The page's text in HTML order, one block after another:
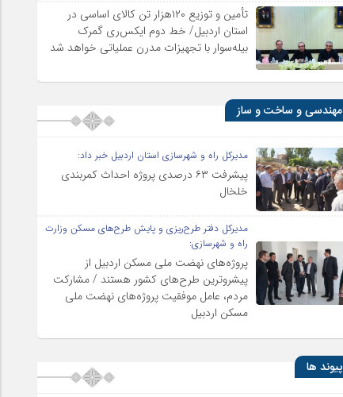
تأمین و توزیع ۱۲۰هزار تن کالای اساسی در
استان اردبیل/ خط دوم ایکس‌ری گمرک
بیله‌سوار با تجهیزات مدرن عملیاتی خواهد شد
مهندسی و ساخت و ساز
مدیرکل راه و شهرسازی استان اردبیل خبر داد:
پیشرفت ۶۳ درصدی پروژه احداث کمربندی
خلخال
مدیرکل دفتر طرح‌ریزی و پایش طرح‌های مسکن وزارت
راه و شهرسازی:
پروژه‌های نهضت ملی مسکن اردبیل از
پیشروترین طرح‌های کشور هستند / مشارکت
مردم، عامل موفقیت پروژه‌های نهضت ملی
مسکن اردبیل
پیوند ها